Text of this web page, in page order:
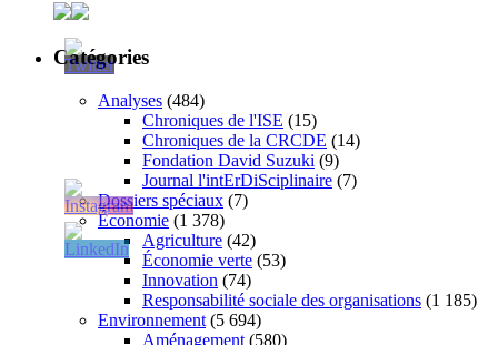
Catégories
Analyses (484)
Chroniques de l'ISE (15)
Chroniques de la CRCDE (14)
Fondation David Suzuki (9)
Journal l'intErDiSciplinaire (7)
Dossiers spéciaux (7)
Économie (1 378)
Agriculture (42)
Économie verte (53)
Innovation (74)
Responsabilité sociale des organisations (1 185)
Environnement (5 694)
Aménagement (580)